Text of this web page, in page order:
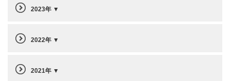
2023年
2022年
2021年